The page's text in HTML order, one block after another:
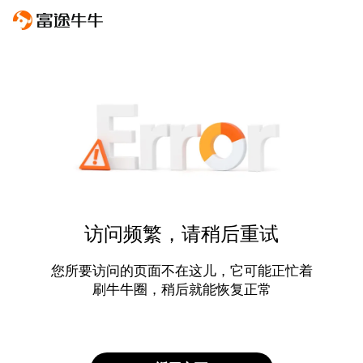
访问频繁，请稍后重试
您所要访问的页面不在这儿，它可能正忙着
刷牛牛圈，稍后就能恢复正常